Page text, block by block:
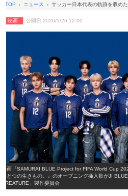
TOP ニュース サッカー日本代表の軌跡を収め
映画 公開日 2026/5/26 12:00
映画『SAMURAI BLUE Project for FIFA World Cup
ひとつの生きもの。』のオープニング挿入歌がJI
CREATURE」製作委員会